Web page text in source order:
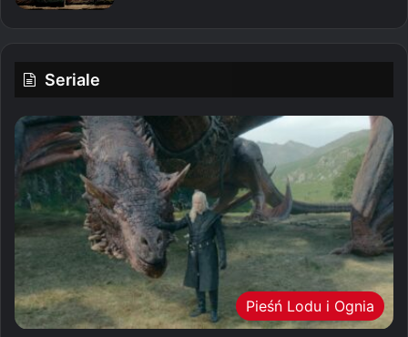
Seriale
Pieśń Lodu i Ognia